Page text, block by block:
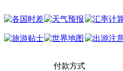
付款方式